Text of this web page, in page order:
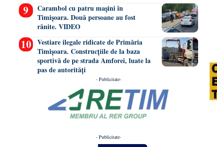
Carambol cu patru mașini în
Timișoara. Două persoane au fost
rănite. VIDEO
Vestiare ilegale ridicate de Primăria
Timișoara. Construcțiile de la baza
sportivă de pe strada Amforei, luate la
pas de autorități
- Publicitate-
- Publicitate-